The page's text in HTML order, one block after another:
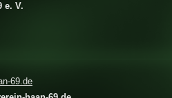
e. V.
69.de